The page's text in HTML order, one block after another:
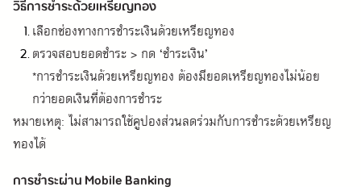
วิธีการชำระด้วยเหรียญทอง
เลือกช่องทางการชำระเงินด้วยเหรียญทอง
ตรวจสอบยอดชำระ > กด ‘ชำระเงิน’
*การชำระเงินด้วยเหรียญทอง ต้องมียอดเหรียญทองไม่น้อย
กว่ายอดเงินที่ต้องการชำระ
หมายเหตุ: ไม่สามารถใช้คูปองส่วนลดร่วมกับการชำระด้วยเหรียญ
ทองได้
การชำระผ่าน Mobile Banking